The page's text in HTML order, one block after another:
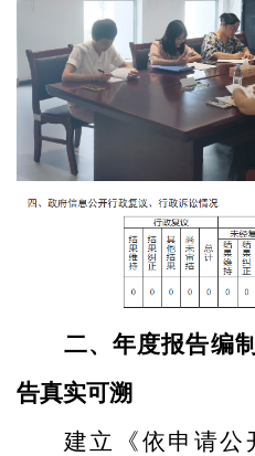
二、年度报告编
告真实可溯
建立《依申请公